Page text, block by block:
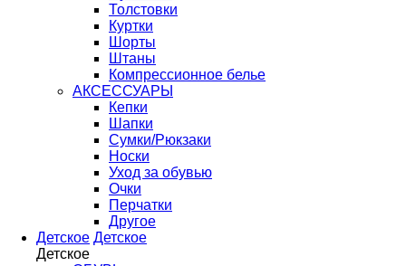
Толстовки
Куртки
Шорты
Штаны
Компрессионное белье
АКСЕССУАРЫ
Кепки
Шапки
Сумки/Рюкзаки
Носки
Уход за обувью
Очки
Перчатки
Другое
Детское Детское
Детское